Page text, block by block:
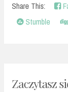
Share This:
Stumble
Zaczytasz